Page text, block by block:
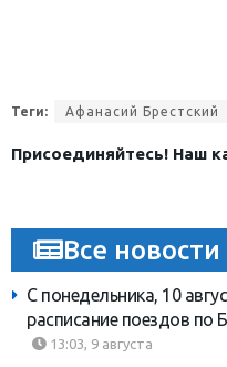
Теги: Афанасий Брестский
Присоединяйтесь! Наш
Все новости
С понедельника, 10
расписание поездов по
13:03, 9 августа